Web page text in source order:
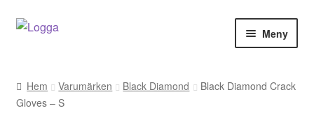
Hoppa
Hoppa
Meny
Kontakt
Hem Varumärken Black Diamond
Black Diamond Crack
Gloves – S